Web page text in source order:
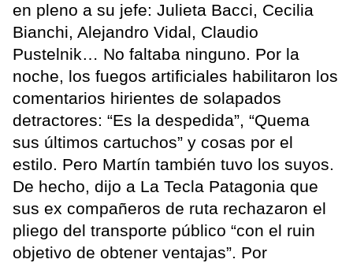
en pleno a su jefe: Julieta Bacci, Cecilia
Bianchi, Alejandro Vidal, Claudio
Pustelnik… No faltaba ninguno. Por la
noche, los fuegos artificiales habilitaron los
comentarios hirientes de solapados
detractores: “Es la despedida”, “Quema
sus últimos cartuchos” y cosas por el
estilo. Pero Martín también tuvo los suyos.
De hecho, dijo a La Tecla Patagonia que
sus ex compañeros de ruta rechazaron el
pliego del transporte público “con el ruin
objetivo de obtener ventajas”. Por